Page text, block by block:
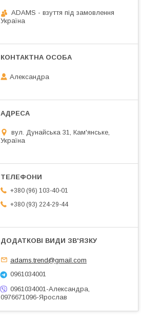
ADAMS - взуття під замовлення
Україна
Александра
вул. Дунайська 31, Кам'янське,
Україна
+380 (96) 103-40-01
+380 (93) 224-29-44
adams.trend@gmail.com
0961034001
0961034001-Александра,
0976671096-Ярослав